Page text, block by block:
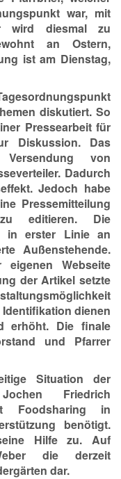
war, mit
wird diesmal zu
an Ostern,
ist am Dienstag,
diskutiert. So
Pressearbeit für
Diskussion. Das
von
Dadurch
Jedoch habe
Pressemitteilung
editieren. Die
in erster Linie an
Außenstehende.
Webseite
der Artikel setzte
dienen
erhöht. Die finale
und Pfarrer
Situation der
Friedrich
Foodsharing in
benötigt.
Hilfe zu. Auf
die derzeit
dar.